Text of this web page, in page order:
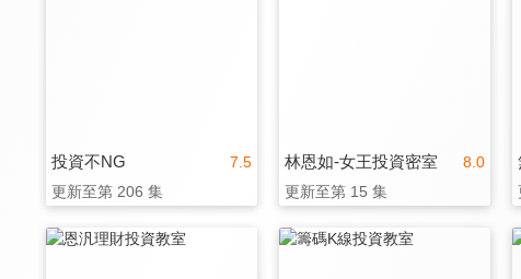
7.5
投資不NG
更新至第 206 集
8.0
林恩如-女王投資密室
更新至第 15 集